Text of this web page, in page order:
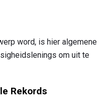
word, is hier algemene
om uit te
Rekords